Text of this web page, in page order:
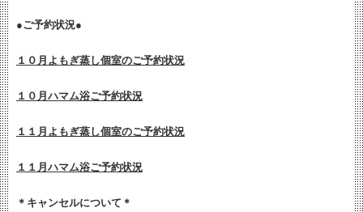
●ご予約状況●
１０月よもぎ蒸し個室のご予約状況
１０月ハマム浴ご予約状況
１１月よもぎ蒸し個室のご予約状況
１１月ハマム浴ご予約状況
＊キャンセルについて＊